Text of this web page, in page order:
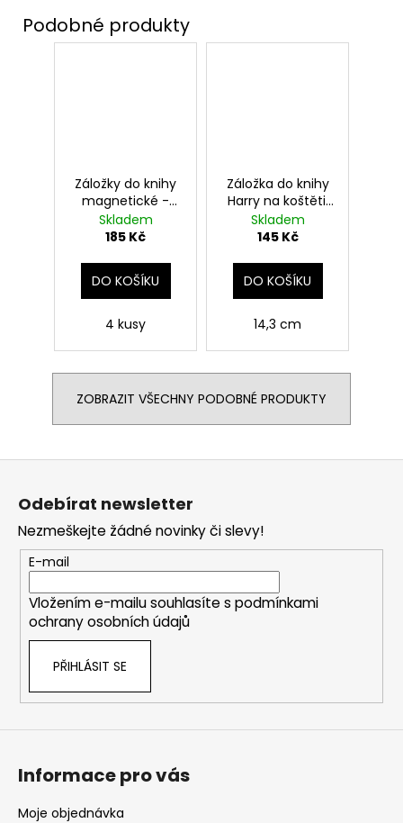
Záložky do knihy
magnetické -
viteály, Harry
Potter
Skladem
185 Kč
DO KOŠÍKU
4 kusy
Záložka do knihy
Harry na koštěti,
Harry Potter
Skladem
145 Kč
DO KOŠÍKU
14,3 cm
ZOBRAZIT VŠECHNY PODOBNÉ PRODUKTY
Z
Odebírat newsletter
Nezmeškejte žádné novinky či slevy!
E-mail
Vložením e-mailu souhlasíte s podmínkami
ochrany osobních údajů
PŘIHLÁSIT SE
Informace pro vás
Moje objednávka